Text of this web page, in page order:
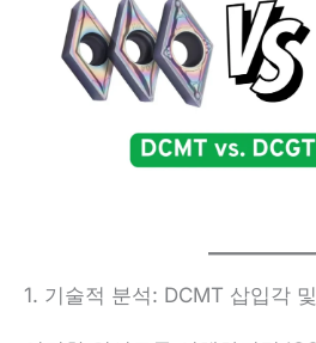
1. 기술적 분석: DCMT 삽입각